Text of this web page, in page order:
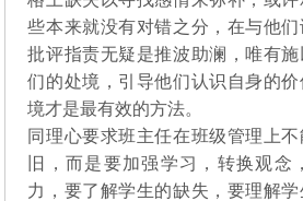
些本来就没有对错之分，在与他
批评指责无疑是推波助澜，唯有
们的处境，引导他们认识自身的
境才是最有效的方法。
同理心要求班主任在班级管理上
旧，而是要加强学习，转换观念
力，要了解学生的缺失，要理解